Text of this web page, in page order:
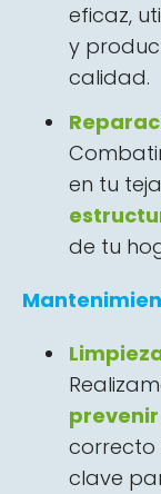
eficaz,
y
calidad.
en tu
de tu
correcto
clave